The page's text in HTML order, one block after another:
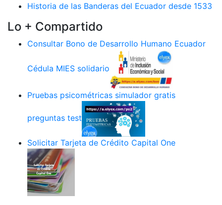
Historia de las Banderas del Ecuador desde 1533
Lo + Compartido
Consultar Bono de Desarrollo Humano Ecuador
Cédula MIES solidario
Pruebas psicométricas simulador gratis
preguntas test
Solicitar Tarjeta de Crédito Capital One